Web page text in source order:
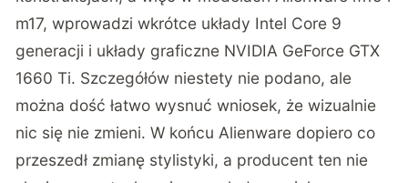
m17, wprowadzi wkrótce układy Intel Core 9
generacji i układy graficzne NVIDIA GeForce GTX
1660 Ti. Szczegółów niestety nie podano, ale
można dość łatwo wysnuć wniosek, że wizualnie
nic się nie zmieni. W końcu Alienware dopiero co
przeszedł zmianę stylistyki, a producent ten nie